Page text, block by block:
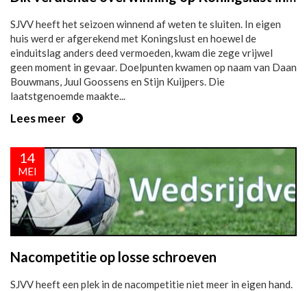
SJVV heeft het seizoen winnend af weten te sluiten. In eigen
huis werd er afgerekend met Koningslust en hoewel de
einduitslag anders deed vermoeden, kwam die zege vrijwel
geen moment in gevaar. Doelpunten kwamen op naam van Daan
Bouwmans, Juul Goossens en Stijn Kuijpers. Die
laatstgenoemde maakte...
Lees meer
14
MEI
Nacompetitie op losse schroeven
SJVV heeft een plek in de nacompetitie niet meer in eigen hand.